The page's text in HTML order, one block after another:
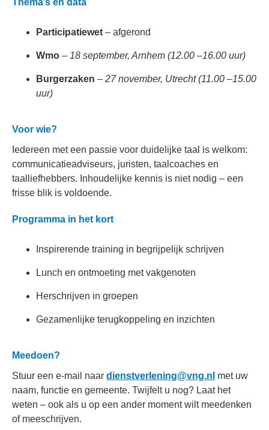
Thema’s en data
Participatiewet – afgerond
Wmo – 18 september, Arnhem (12.00 –16.00 uur)
Burgerzaken – 27 november, Utrecht (11.00 –15.00
uur)
Voor wie?
Iedereen met een passie voor duidelijke taal is welkom:
communicatieadviseurs, juristen, taalcoaches en
taalliefhebbers. Inhoudelijke kennis is niet nodig – een
frisse blik is voldoende.
Programma in het kort
Inspirerende training in begrijpelijk schrijven
Lunch en ontmoeting met vakgenoten
Herschrijven in groepen
Gezamenlijke terugkoppeling en inzichten
Meedoen?
Stuur een e-mail naar dienstverlening@vng.nl met uw
naam, functie en gemeente. Twijfelt u nog? Laat het
weten – ook als u op een ander moment wilt meedenken
of meeschrijven.